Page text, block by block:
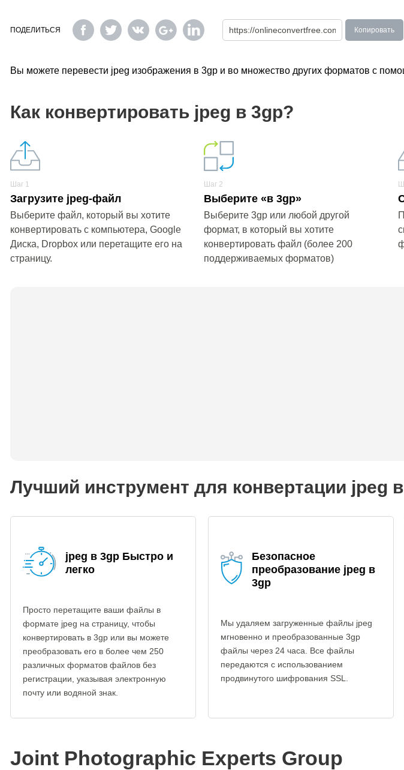
ПОДЕЛИТЬСЯ Копировать
Вы можете перевести jpeg изображения в 3gp и во множество других форматов с
Как конвертировать jpeg в 3gp?
Шаг 1
Загрузите jpeg-файл
Выберите файл, который вы хотите
конвертировать с компьютера, Google
Диска, Dropbox или перетащите его на
страницу.
Шаг 2
Выберите «в 3gp»
Выберите 3gp или любой другой
формат, в который вы хотите
конвертировать файл (более 200
поддерживаемых форматов)
Лучший инструмент для конвертации jpeg
jpeg в 3gp Быстро и
легко
Просто перетащите ваши файлы в
формате jpeg на страницу, чтобы
конвертировать в 3gp или вы можете
преобразовать его в более чем 250
различных форматов файлов без
регистрации, указывая электронную
почту или водяной знак.
Безопасное
преобразование jpeg в
3gp
Мы удаляем загруженные файлы jpeg
мгновенно и преобразованные 3gp
файлы через 24 часа. Все файлы
передаются с использованием
продвинутого шифрования SSL.
Joint Photographic Experts Group